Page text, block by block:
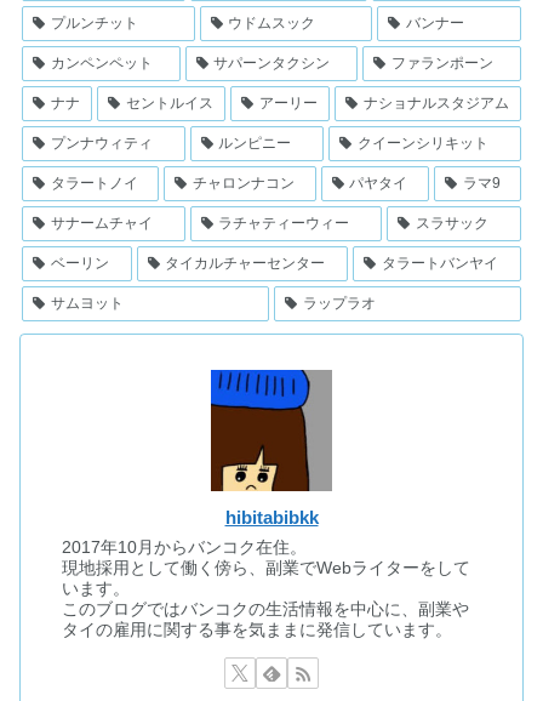
プルンチット ウドムスック バンナー
カンペンペット サパーンタクシン ファランポーン
ナナ セントルイス アーリー ナショナルスタジアム
プンナウィティ ルンピニー クイーンシリキット
タラートノイ チャロンナコン パヤタイ ラマ9
サナームチャイ ラチャティーウィー スラサック
ベーリン タイカルチャーセンター タラートバンヤイ
サムヨット ラップラオ
hibitabibkk
2017年10月からバンコク在住。
現地採用として働く傍ら、副業でWebライターをして
います。
このブログではバンコクの生活情報を中心に、副業や
タイの雇用に関する事を気ままに発信しています。